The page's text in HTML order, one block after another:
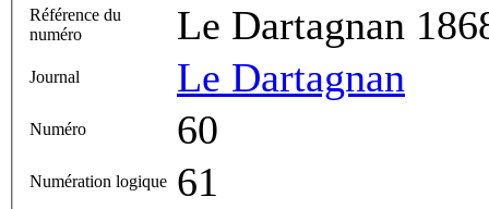
Référence du
numéro
Le Dartagnan
Journal Le Dartagnan
Numéro 60
Numération logique 61